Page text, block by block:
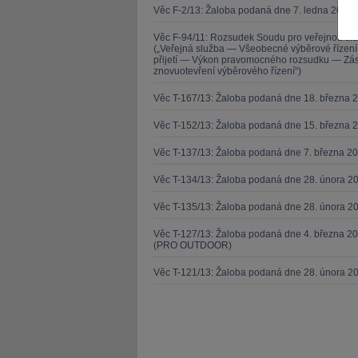
Věc F-2/13: Žaloba podaná dne 7. ledna 2013
Věc F-94/11: Rozsudek Soudu pro veřejnou
(„Veřejná služba — Všeobecné výběrové
přijetí — Výkon pravomocného rozsudku —
znovuotevření výběrového řízení“)
Věc T-167/13: Žaloba podaná dne 18. března
Věc T-152/13: Žaloba podaná dne 15. března
Věc T-137/13: Žaloba podaná dne 7. března
Věc T-134/13: Žaloba podaná dne 28. února
Věc T-135/13: Žaloba podaná dne 28. února
Věc T-127/13: Žaloba podaná dne 4. března
(PRO OUTDOOR)
Věc T-121/13: Žaloba podaná dne 28. února
Kurzy